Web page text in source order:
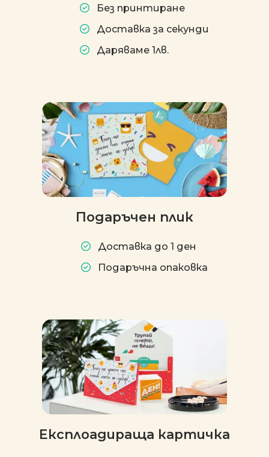
Без принтиране
Доставка за секунди
Даряваме 1лв.
Подаръчен плик
Доставка до 1 ден
Подаръчна опаковка
Експлоадираща картичка